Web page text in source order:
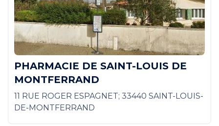
PHARMACIE DE SAINT-LOUIS DE
MONTFERRAND
11 RUE ROGER ESPAGNET; 33440 SAINT-LOUIS-
DE-MONTFERRAND